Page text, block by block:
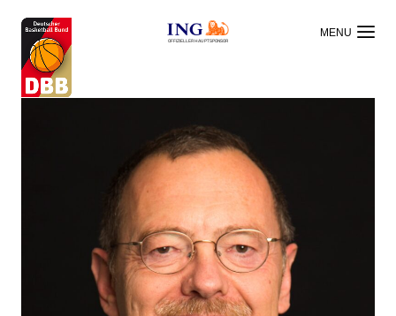
OFFIZIELLER HAUPTSPONSOR